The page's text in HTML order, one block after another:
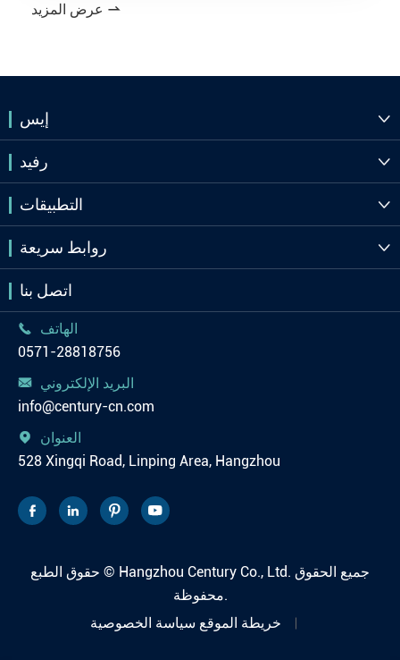

إيس 
رفيد 
التطبيقات 
روابط سريعة 
اتصل بنا

الهاتف
0571-28818756

البريد الإلكتروني
info@century-cn.com

العنوان
528 Xingqi Road, Linping Area, Hangzhou
   
حقوق الطبع © Hangzhou Century Co., Ltd.
محفوظة.
خريطة الموقع سياسة الخصوصية